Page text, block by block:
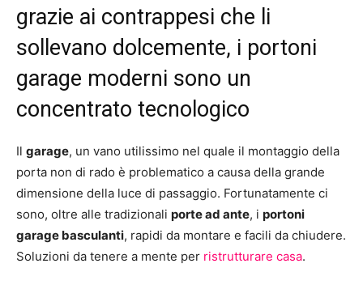
grazie ai contrappesi che li
sollevano dolcemente, i portoni
garage moderni sono un
concentrato tecnologico
Il garage, un vano utilissimo nel quale il montaggio della
porta non di rado è problematico a causa della grande
dimensione della luce di passaggio. Fortunatamente ci
sono, oltre alle tradizionali porte ad ante, i portoni
garage basculanti, rapidi da montare e facili da chiudere.
Soluzioni da tenere a mente per ristrutturare casa.